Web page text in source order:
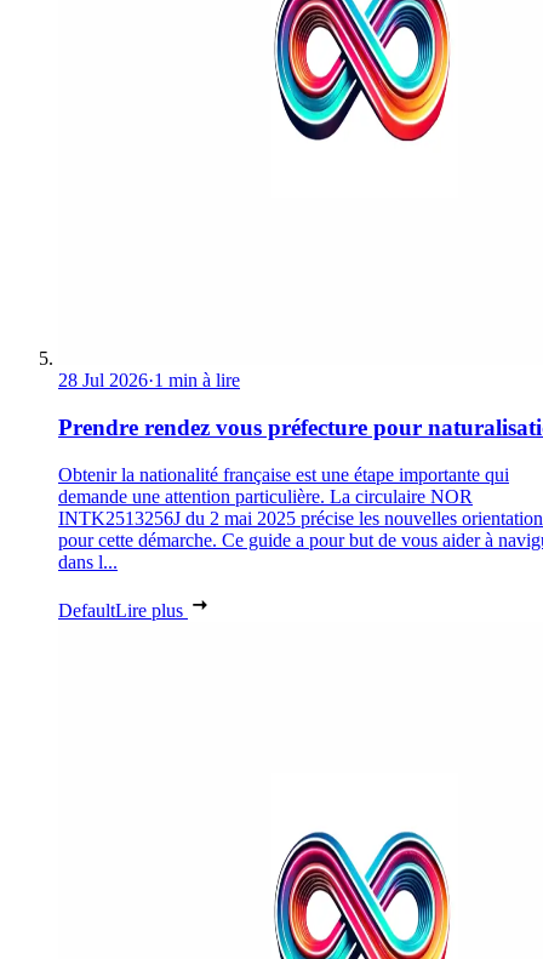
28 Jul 2026·1 min à lire
Prendre rendez vous préfecture pour
Obtenir la nationalité française est une étape importante qui
demande une attention particulière. La circulaire NOR
INTK2513256J du 2 mai 2025 précise les nouvelles
pour cette démarche. Ce guide a pour but de vous aider à
dans l...
DefaultLire plus